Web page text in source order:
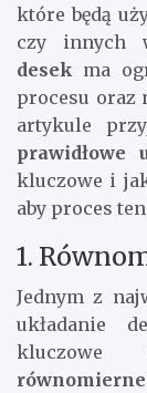
które będą
czy innych
desek ma
procesu oraz
artykule
prawidłowe
kluczowe i
aby proces
1.
Jednym z
układanie
kluczowe